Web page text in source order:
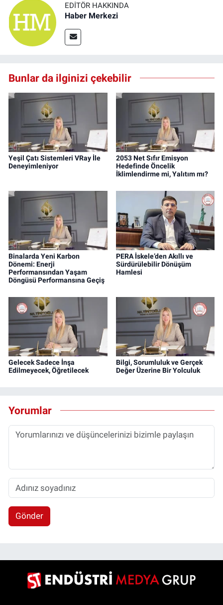
EDITÖR HAKKINDA
Haber Merkezi
Bunlar da ilginizi çekebilir
Yeşil Çatı Sistemleri VRay İle
Deneyimleniyor
2053 Net Sıfır Emisyon
Hedefinde Öncelik
İklimlendirme mi, Yalıtım mı?
Binalarda Yeni Karbon
Dönemi: Enerji
Performansından Yaşam
Döngüsü Performansına Geçiş
PERA İskele’den Akıllı ve
Sürdürülebilir Dönüşüm
Hamlesi
Gelecek Sadece İnşa
Edilmeyecek, Öğretilecek
Bilgi, Sorumluluk ve Gerçek
Değer Üzerine Bir Yolculuk
Yorumlar
Gönder